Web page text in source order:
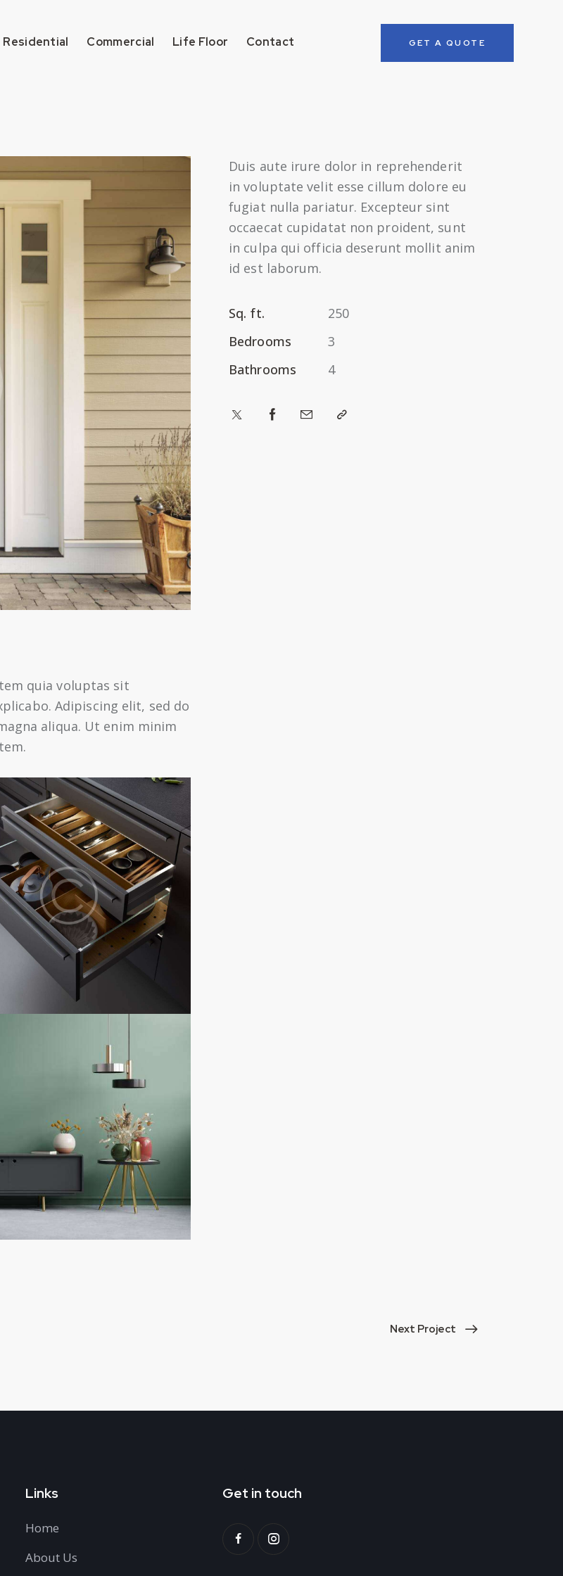
Residential Commercial Life Floor Contact GET A QUOTE
quia voluptas sit
Adipiscing elit, sed do
aliqua. Ut enim minim
Duis aute irure dolor in reprehenderit
in voluptate velit esse cillum dolore eu
fugiat nulla pariatur. Excepteur sint
occaecat cupidatat non proident, sunt
in culpa qui officia deserunt mollit anim
id est laborum.
Sq. ft.
250
Bedrooms
3
Bathrooms
4
Next Project
Links
Home
About Us
Get in touch